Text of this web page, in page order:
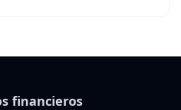
financieros